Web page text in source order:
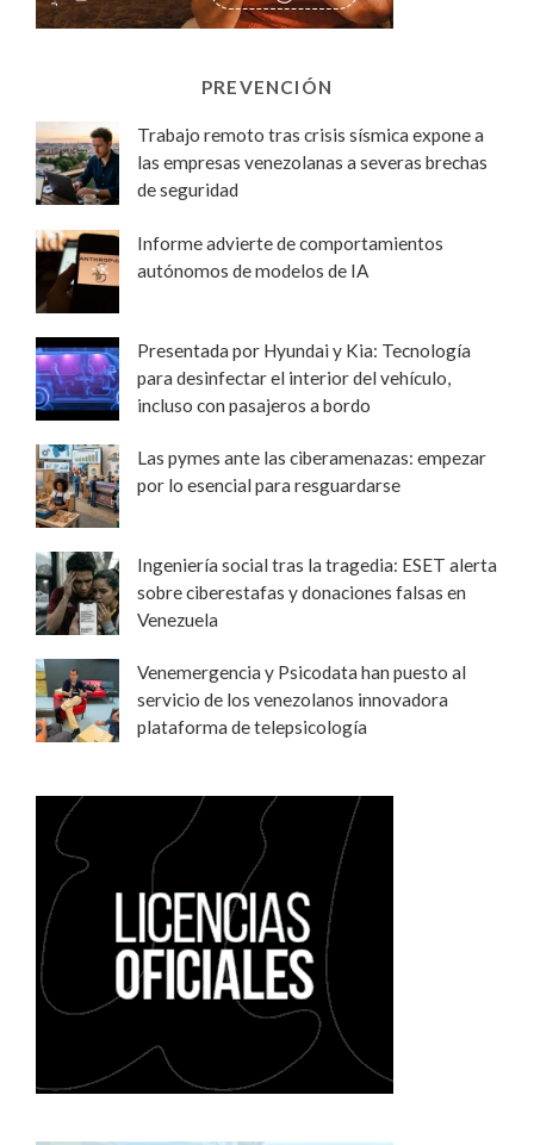
PREVENCIÓN
Trabajo remoto tras crisis sísmica expone a
las empresas venezolanas a severas brechas
de seguridad
Informe advierte de comportamientos
autónomos de modelos de IA
Presentada por Hyundai y Kia: Tecnología
para desinfectar el interior del vehículo,
incluso con pasajeros a bordo
Las pymes ante las ciberamenazas: empezar
por lo esencial para resguardarse
Ingeniería social tras la tragedia: ESET alerta
sobre ciberestafas y donaciones falsas en
Venezuela
Venemergencia y Psicodata han puesto al
servicio de los venezolanos innovadora
plataforma de telepsicología